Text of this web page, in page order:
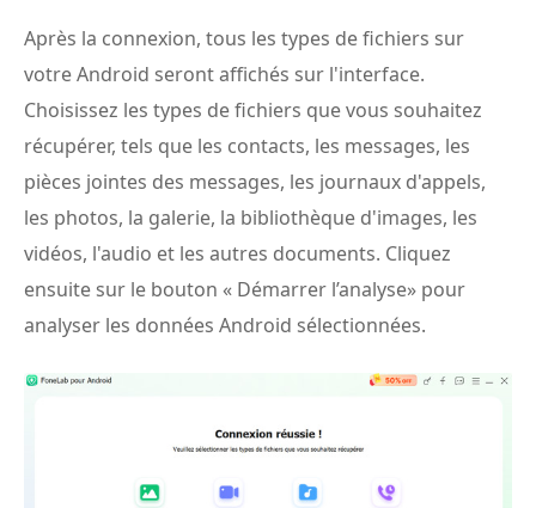
Après la connexion, tous les types de fichiers sur
votre Android seront affichés sur l'interface.
Choisissez les types de fichiers que vous souhaitez
récupérer, tels que les contacts, les messages, les
pièces jointes des messages, les journaux d'appels,
les photos, la galerie, la bibliothèque d'images, les
vidéos, l'audio et les autres documents. Cliquez
ensuite sur le bouton « Démarrer l’analyse» pour
analyser les données Android sélectionnées.